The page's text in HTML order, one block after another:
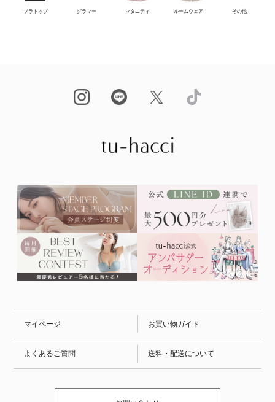
ブラトップ グラマー マタニティ ルームウェア その他
マイページ お買い物ガイド
よくあるご質問 送料・配送について